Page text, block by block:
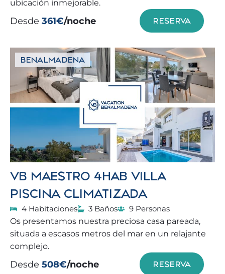
ubicación inmejorable.
Desde 361€/noche RESERVA
BENALMADENA
VB MAESTRO 4HAB VILLA
PISCINA CLIMATIZADA
4 Habitaciones 3 Baños
9 Personas
Os presentamos nuestra preciosa casa pareada,
situada a escasos metros del mar en un relajante
complejo.
Desde 508€/noche RESERVA